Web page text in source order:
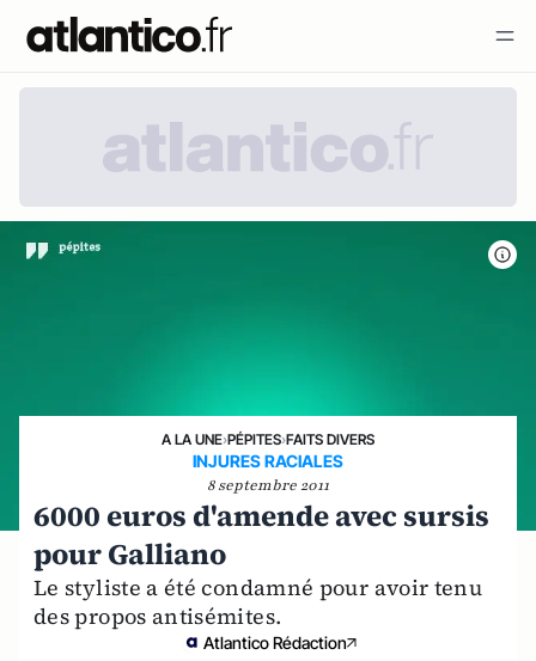
A LA UNE›PÉPITES›FAITS DIVERS
INJURES RACIALES
8 septembre 2011
6000 euros d'amende avec sursis
pour Galliano
Le styliste a été condamné pour avoir tenu
des propos antisémites.
Atlantico Rédaction